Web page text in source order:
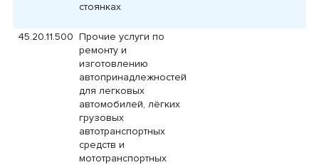
стоянках
45.20.11.500 Прочие услуги по
ремонту и
изготовлению
автопринадлежностей
для легковых
автомобилей, лёгких
грузовых
автотранспортных
средств и
мототранспортных